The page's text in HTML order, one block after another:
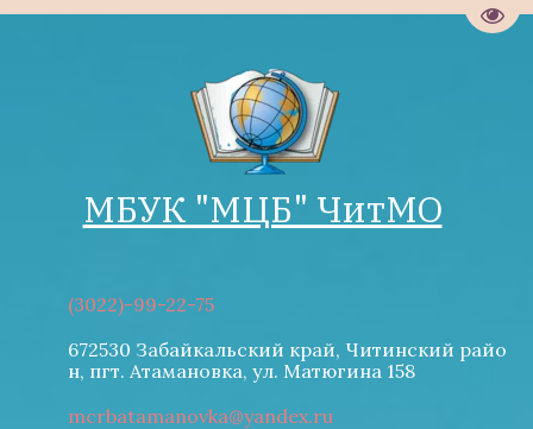
МБУК "М­­ЦБ" ЧитМО
(3022)-99-22-75
672530 Забайкальский край, Читинский райо
н, пгт. Атамановка, ул. Матюгина 158
mcrbatamanovka@yandex.ru